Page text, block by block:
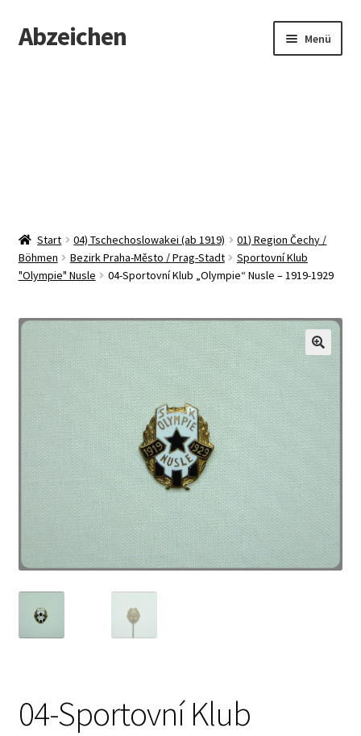
Zur
Navigation
Zum
Inhalt
Abzeichen Menü
Start 04) Tschechoslowakei (ab 1919)
01) Region Čechy /
Böhmen
Bezirk Praha-Město / Prag-Stadt
Sportovní Klub
"Olympie" Nusle
04-Sportovní Klub „Olympie“ Nusle – 1919-1929
04-Sportovní Klub